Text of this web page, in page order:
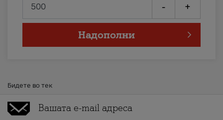
- +
Надополни
Бидете во тек